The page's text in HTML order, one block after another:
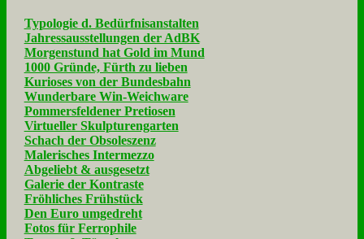
Typologie d. Bedürfnisanstalten
Jahressausstellungen der AdBK
Morgenstund hat Gold im Mund
1000 Gründe, Fürth zu lieben
Kurioses von der Bundesbahn
Wunderbare Win-Weichware
Pommersfeldener Pretiosen
Virtueller Skulpturengarten
Schach der Obsoleszenz
Malerisches Intermezzo
Abgeliebt & ausgesetzt
Galerie der Kontraste
Fröhliches Frühstück
Den Euro umgedreht
Fotos für Ferrophile